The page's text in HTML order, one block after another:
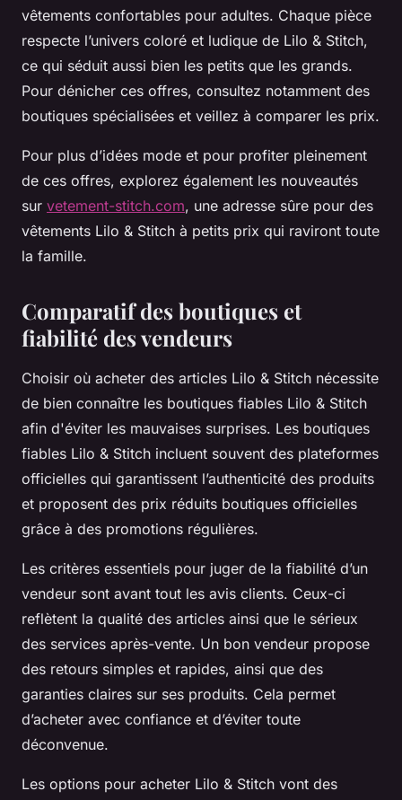
vêtements confortables pour adultes. Chaque pièce
respecte l’univers coloré et ludique de Lilo & Stitch,
ce qui séduit aussi bien les petits que les grands.
Pour dénicher ces offres, consultez notamment des
boutiques spécialisées et veillez à comparer les prix.
Pour plus d’idées mode et pour profiter pleinement
de ces offres, explorez également les nouveautés
sur vetement-stitch.com, une adresse sûre pour des
vêtements Lilo & Stitch à petits prix qui raviront toute
la famille.
Comparatif des boutiques et
fiabilité des vendeurs
Choisir où acheter des articles Lilo & Stitch nécessite
de bien connaître les boutiques fiables Lilo & Stitch
afin d'éviter les mauvaises surprises. Les boutiques
fiables Lilo & Stitch incluent souvent des plateformes
officielles qui garantissent l’authenticité des produits
et proposent des prix réduits boutiques officielles
grâce à des promotions régulières.
Les critères essentiels pour juger de la fiabilité d’un
vendeur sont avant tout les avis clients. Ceux-ci
reflètent la qualité des articles ainsi que le sérieux
des services après-vente. Un bon vendeur propose
des retours simples et rapides, ainsi que des
garanties claires sur ses produits. Cela permet
d’acheter avec confiance et d’éviter toute
déconvenue.
Les options pour acheter Lilo & Stitch vont des